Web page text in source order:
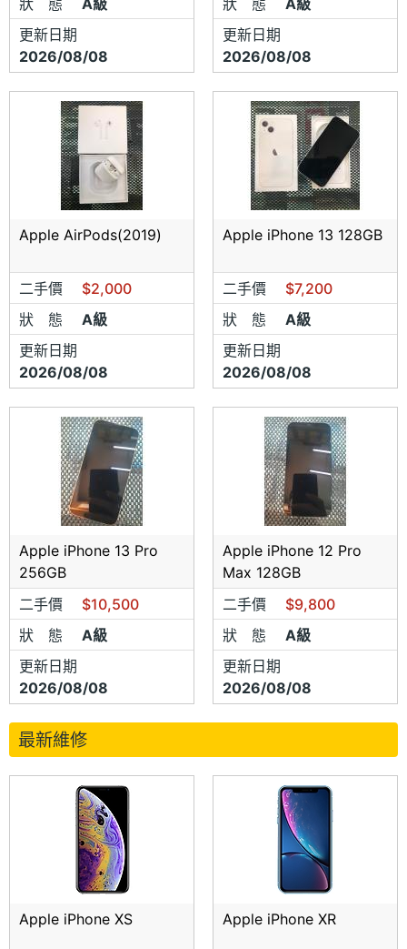
狀 態
A級
更新日期
2026/08/08
狀 態
A級
更新日期
2026/08/08
Apple AirPods(2019)
二手價
$2,000
狀 態
A級
更新日期
2026/08/08
Apple iPhone 13 128GB
二手價
$7,200
狀 態
A級
更新日期
2026/08/08
Apple iPhone 13 Pro
256GB
二手價
$10,500
狀 態
A級
更新日期
2026/08/08
Apple iPhone 12 Pro
Max 128GB
二手價
$9,800
狀 態
A級
更新日期
2026/08/08
最新維修
Apple iPhone XS Apple iPhone XR